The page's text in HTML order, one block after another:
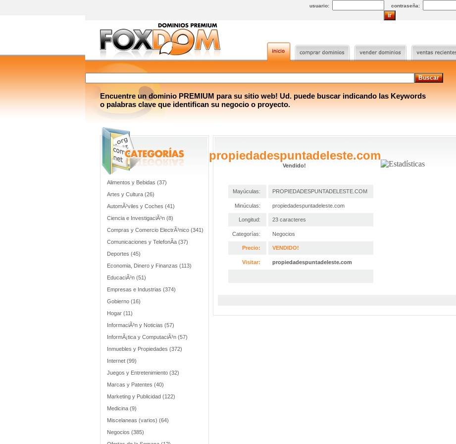
usuario:
contraseña:
Encuentre un dominio PREMIUM para su sitio web! Ud. puede buscar indicando las Keywords
o palabras clave que identifican su negocio o proyecto.
Alimentos y Bebidas (37)
Artes y Cultura (26)
AutomÃ³viles y Coches (41)
Ciencia e InvestigaciÃ³n (8)
Compras y Comercio ElectrÃ³nico (341)
Comunicaciones y TelefonÃ­a (37)
Deportes (45)
Economia, Dinero y Finanzas (113)
EducaciÃ³n (51)
Empresas e Industrias (374)
Gobierno (16)
Hogar (11)
InformaciÃ³n y Noticias (57)
InformÃ¡tica y ComputaciÃ³n (57)
Inmuebles y Propiedades (372)
Internet (99)
Juegos y Entretenimiento (32)
Marcas y Patentes (40)
Marketing y Publicidad (122)
Medicina (9)
Miscelaneas (varios) (64)
Negocios (385)
propiedadespuntadeleste.com
Vendido!
Mayúculas: PROPIEDADESPUNTADELESTE.COM
Minúculas: propiedadespuntadeleste.com
Longitud: 23 caracteres
Categorías: Negocios
Precio: VENDIDO!
Visitar: propiedadespuntadeleste.com